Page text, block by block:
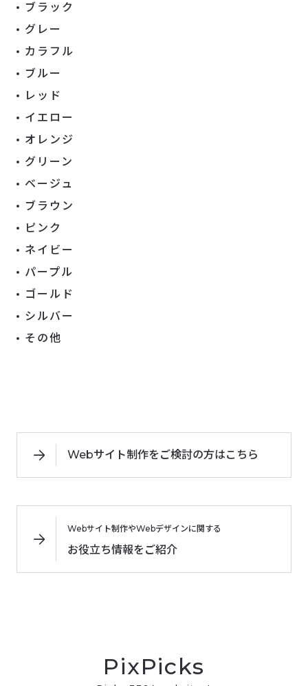
ブラック
グレー
カラフル
ブルー
レッド
イエロー
オレンジ
グリーン
ベージュ
ブラウン
ピンク
ネイビー
パープル
ゴールド
シルバー
その他
Webサイト制作をご検討の方はこちら
Webサイト制作やWebデザインに関する
お役立ち情報をご紹介
PixPicks